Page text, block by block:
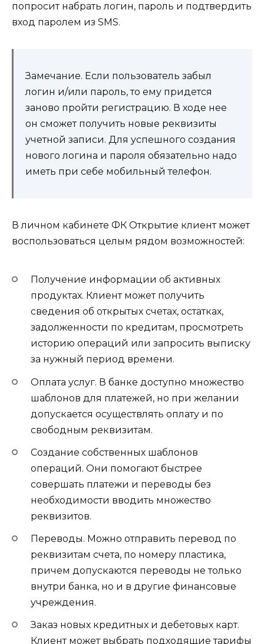
попросит набрать логин, пароль и подтвердить
вход паролем из SMS.
Замечание. Если пользователь забыл
логин и/или пароль, то ему придется
заново пройти регистрацию. В ходе нее
он сможет получить новые реквизиты
учетной записи. Для успешного создания
нового логина и пароля обязательно надо
иметь при себе мобильный телефон.
В личном кабинете ФК Открытие клиент может
воспользоваться целым рядом возможностей:
Получение информации об активных
продуктах. Клиент может получить
сведения об открытых счетах, остатках,
задолженности по кредитам, просмотреть
историю операций или запросить выписку
за нужный период времени.
Оплата услуг. В банке доступно множество
шаблонов для платежей, но при желании
допускается осуществлять оплату и по
свободным реквизитам.
Создание собственных шаблонов
операций. Они помогают быстрее
совершать платежи и переводы без
необходимости вводить множество
реквизитов.
Переводы. Можно отправить перевод по
реквизитам счета, по номеру пластика,
причем допускаются переводы не только
внутри банка, но и в другие финансовые
учреждения.
Заказ новых кредитных и дебетовых карт.
Клиент может выбрать подходящие тарифы